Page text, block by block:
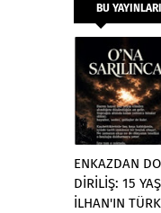
BU
ENKAZDAN
DİRİLİŞ: 15
İLHAN'IN